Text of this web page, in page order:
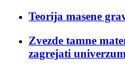
Teorija masene
Zvezde tamne
zagrejati